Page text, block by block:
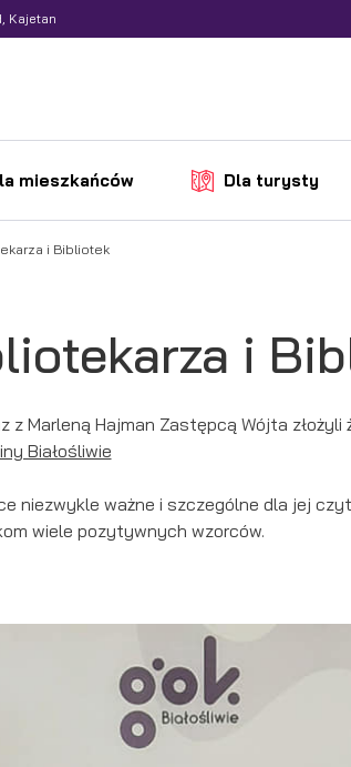
Kajetan
mieszkańców Dla turysty
i Bibliotek
i
z Marleną Hajman Zastępcą Wójta
Białośliwie
niezwykle ważne i szczególne dla jej
wiele pozytywnych wzorców.